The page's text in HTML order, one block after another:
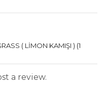
( LIMON KAMIŞI ) (1
a review.